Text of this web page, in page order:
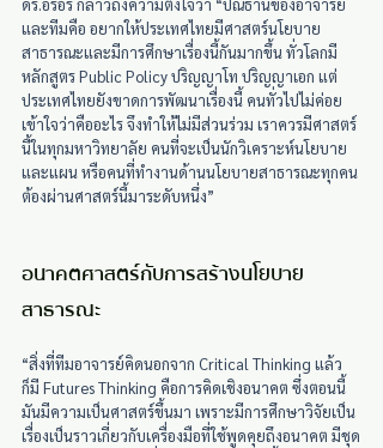
ดร.อรอร กล่าวถึงความตั้งใจว่า “ปณิธานของอาจารย์
และทีมคือ อยากให้ประเทศไทยมีศาสตร์นโยบาย
สาธารณะและมีการศึกษาเรื่องนี้กันมากขึ้น ทั่วโลกมี
หลักสูตร Public Policy ปริญญาโท ปริญญาเอก แต่
ประเทศไทยยังขาดการพัฒนาเรื่องนี้ คนทั่วไปไม่ค่อย
เข้าใจว่าคืออะไร จึงทำให้ไม่มีส่วนร่วม เราควรมีศาสตร์
นี้ในทุกมหาวิทยาลัย คนที่จะเป็นนักวิเคราะห์นโยบาย
และแผน หรือคนที่ทำงานด้านนโยบายสาธารณะทุกคน
ต้องผ่านศาสตร์นี้มาระดับหนึ่ง”
อนาคตศาสตร์กับการสร้างนโยบาย
สาธารณะ
“สิ่งที่ทีมอาจารย์คิดนอกจาก Critical Thinking แล้ว
ก็มี Futures Thinking คือการคิดเชิงอนาคต ซึ่งตอนนี้
มันมีความเป็นศาสตร์ขึ้นมา เพราะมีการศึกษาวิจัยเป็น
เรื่องเป็นราวเกี่ยวกับเครื่องมือที่ใช้พูดคุยถึงอนาคต มีชุด